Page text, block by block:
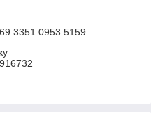
3351 0953 5159